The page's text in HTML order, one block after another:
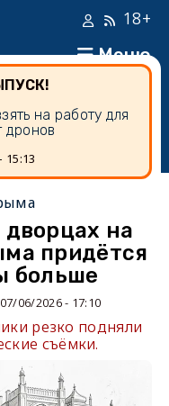
Меню
18+
на работу для
дронов
15:13
на
придётся
больше
07/06/2026 - 17:10
резко подняли
съёмки.